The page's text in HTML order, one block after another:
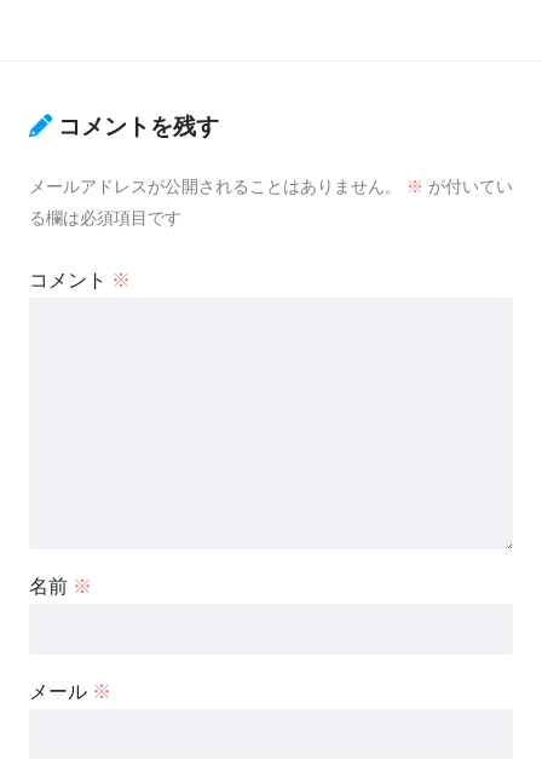
コメントを残す
メールアドレスが公開されることはありません。 ※ が付いてい
る欄は必須項目です
コメント ※
名前 ※
メール ※